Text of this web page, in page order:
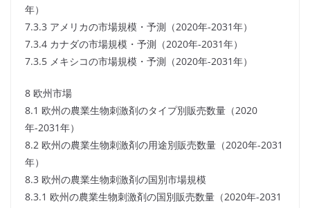
年）
7.3.3 アメリカの市場規模・予測（2020年-2031年）
7.3.4 カナダの市場規模・予測（2020年-2031年）
7.3.5 メキシコの市場規模・予測（2020年-2031年）
8 欧州市場
8.1 欧州の農業生物刺激剤のタイプ別販売数量（2020
年-2031年）
8.2 欧州の農業生物刺激剤の用途別販売数量（2020年-2031
年）
8.3 欧州の農業生物刺激剤の国別市場規模
8.3.1 欧州の農業生物刺激剤の国別販売数量（2020年-2031